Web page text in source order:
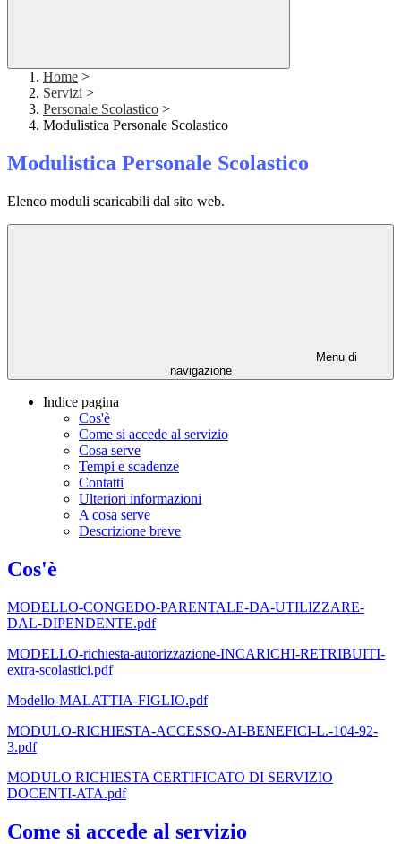
Home >
Servizi >
Personale Scolastico >
Modulistica Personale Scolastico
Modulistica Personale Scolastico
Elenco moduli scaricabili dal sito web.
Menu di
navigazione
Indice pagina
Cos'è
Come si accede al servizio
Cosa serve
Tempi e scadenze
Contatti
Ulteriori informazioni
A cosa serve
Descrizione breve
Cos'è
MODELLO-CONGEDO-PARENTALE-DA-UTILIZZARE-
DAL-DIPENDENTE.pdf
MODELLO-richiesta-autorizzazione-INCARICHI-RETRIBUITI-
extra-scolastici.pdf
Modello-MALATTIA-FIGLIO.pdf
MODULO-RICHIESTA-ACCESSO-AI-BENEFICI-L.-104-92-
3.pdf
MODULO RICHIESTA CERTIFICATO DI SERVIZIO
DOCENTI-ATA.pdf
Come si accede al servizio